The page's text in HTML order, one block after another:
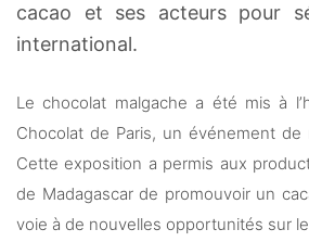
cacao et ses acteurs pour
international.
Le chocolat malgache a été mis à
Chocolat de Paris, un événement de
Cette exposition a permis aux
de Madagascar de promouvoir un
voie à de nouvelles opportunités sur